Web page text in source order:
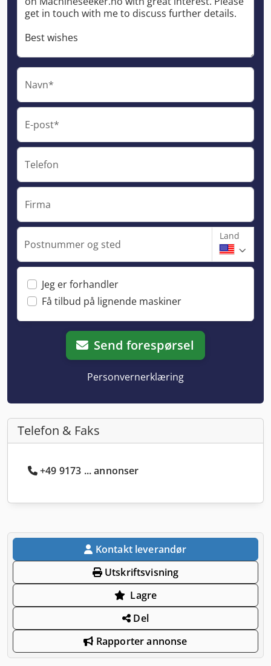
Navn*
E-post*
Telefon
Firma
Postnummer og sted
Land
Jeg er forhandler
Få tilbud på lignende maskiner
Send forespørsel
Personvernerklæring
Telefon & Faks
+49 9173 ... annonser
Kontakt leverandør
Utskriftsvisning
Lagre
Del
Rapporter annonse